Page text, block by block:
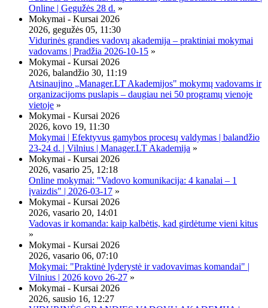
Online | Gegužės 28 d. »
Mokymai - Kursai 2026
2026, gegužės 05, 11:30
Vidurinės grandies vadovų akademija – praktiniai mokymai
vadovams | Pradžia 2026-10-15 »
Mokymai - Kursai 2026
2026, balandžio 30, 11:19
Atsinaujino „Manager.LT Akademijos" mokymų vadovams ir
organizacijoms puslapis – daugiau nei 50 programų vienoje
vietoje »
Mokymai - Kursai 2026
2026, kovo 19, 11:30
Mokymai | Efektyvus gamybos procesų valdymas | balandžio
23-24 d. | Vilnius | Manager.LT Akademija »
Mokymai - Kursai 2026
2026, vasario 25, 12:18
Online mokymai: "Vadovo komunikacija: 4 kanalai – 1
įvaizdis" | 2026-03-17 »
Mokymai - Kursai 2026
2026, vasario 20, 14:01
Vadovas ir komanda: kaip kalbėtis, kad girdėtume vieni kitus
»
Mokymai - Kursai 2026
2026, vasario 06, 07:10
Mokymai: "Praktinė lyderystė ir vadovavimas komandai" |
Vilnius | 2026 kovo 26-27 »
Mokymai - Kursai 2026
2026, sausio 16, 12:27